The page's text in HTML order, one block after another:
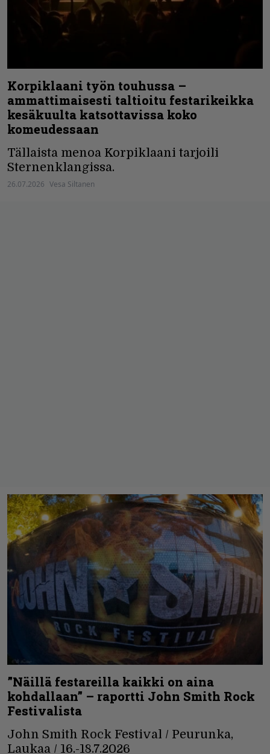
Korpiklaani työn touhussa –
ammattimaisesti taltioitu festarikeikka
kesäkuulta katsottavissa koko
komeudessaan
Tällaista menoa Korpiklaani tarjoili
Sternenklangissa.
26.07.2026 Vesa Siltanen
”Näillä festareilla kaikki on aina
kohdallaan” – raportti John Smith Rock
Festivalista
John Smith Rock Festival / Peurunka,
Laukaa / 16.-18.7.2026